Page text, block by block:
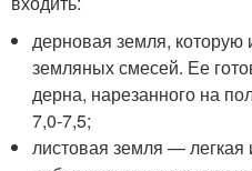
дерновая земля, которую
земляных смесей. Ее
дерна, нарезанного на
7,0-7,5;
листовая земля — легкая